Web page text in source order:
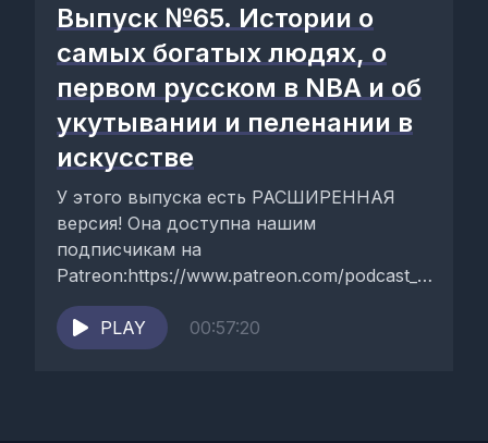
Выпуск №65. Истории о
самых богатых людях, о
первом русском в NBA и об
укутывании и пеленании в
искусстве
У этого выпуска есть РАСШИРЕННАЯ
версия! Она доступна нашим
подписчикам на
Patreon:https://www.patreon.com/
этом выпуске:- первая часть рейтинга
«самые богатые люди мира за всю
историю»...
PLAY 00:57:20